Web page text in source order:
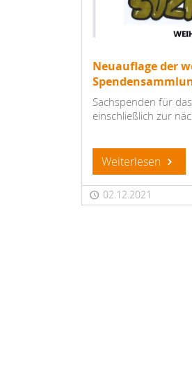
Neuauflage der
Sachspenden für
einschließlich zur
Weiterlesen
02.12.2021